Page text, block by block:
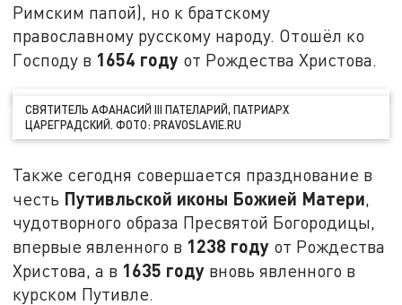
Римским папой), но к братскому
православному русскому народу. Отошёл ко
Господу в 1654 году от Рождества Христова.
СВЯТИТЕЛЬ АФАНАСИЙ III ПАТЕЛАРИЙ, ПАТРИАРХ
ЦАРЕГРАДСКИЙ. ФОТО: PRAVOSLAVIE.RU
Также сегодня совершается празднование в
честь Путивльской иконы Божией Матери,
чудотворного образа Пресвятой Богородицы,
впервые явленного в 1238 году от Рождества
Христова, а в 1635 году вновь явленного в
курском Путивле.